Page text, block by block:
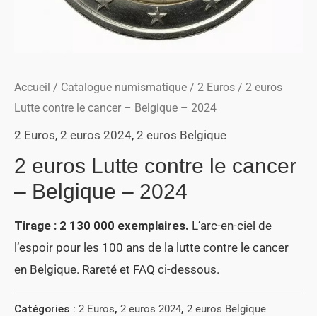
Accueil / Catalogue numismatique / 2 Euros / 2 euros
Lutte contre le cancer – Belgique – 2024
2 Euros, 2 euros 2024, 2 euros Belgique
2 euros Lutte contre le cancer
– Belgique – 2024
Tirage : 2 130 000 exemplaires. L’arc-en-ciel de
l’espoir pour les 100 ans de la lutte contre le cancer
en Belgique. Rareté et FAQ ci-dessous.
Catégories : 2 Euros, 2 euros 2024, 2 euros Belgique